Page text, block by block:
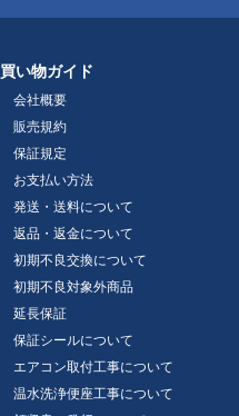
買い物ガイド
会社概要
販売規約
保証規定
お支払い方法
発送・送料について
返品・返金について
初期不良交換について
初期不良対象外商品
延長保証
保証シールについて
エアコン取付工事について
温水洗浄便座工事について